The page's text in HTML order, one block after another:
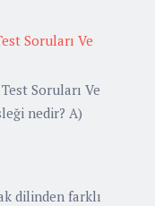
Soruları Ve
Soruları Ve
nedir? A)
dilinden farklı